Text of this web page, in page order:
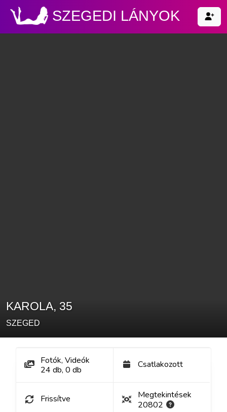
SZEGEDI LÁNYOK
KAROLA, 35
SZEGED
Fotók, Videók
24 db, 0 db Csatlakozott
Frissítve
Megtekintések
20802